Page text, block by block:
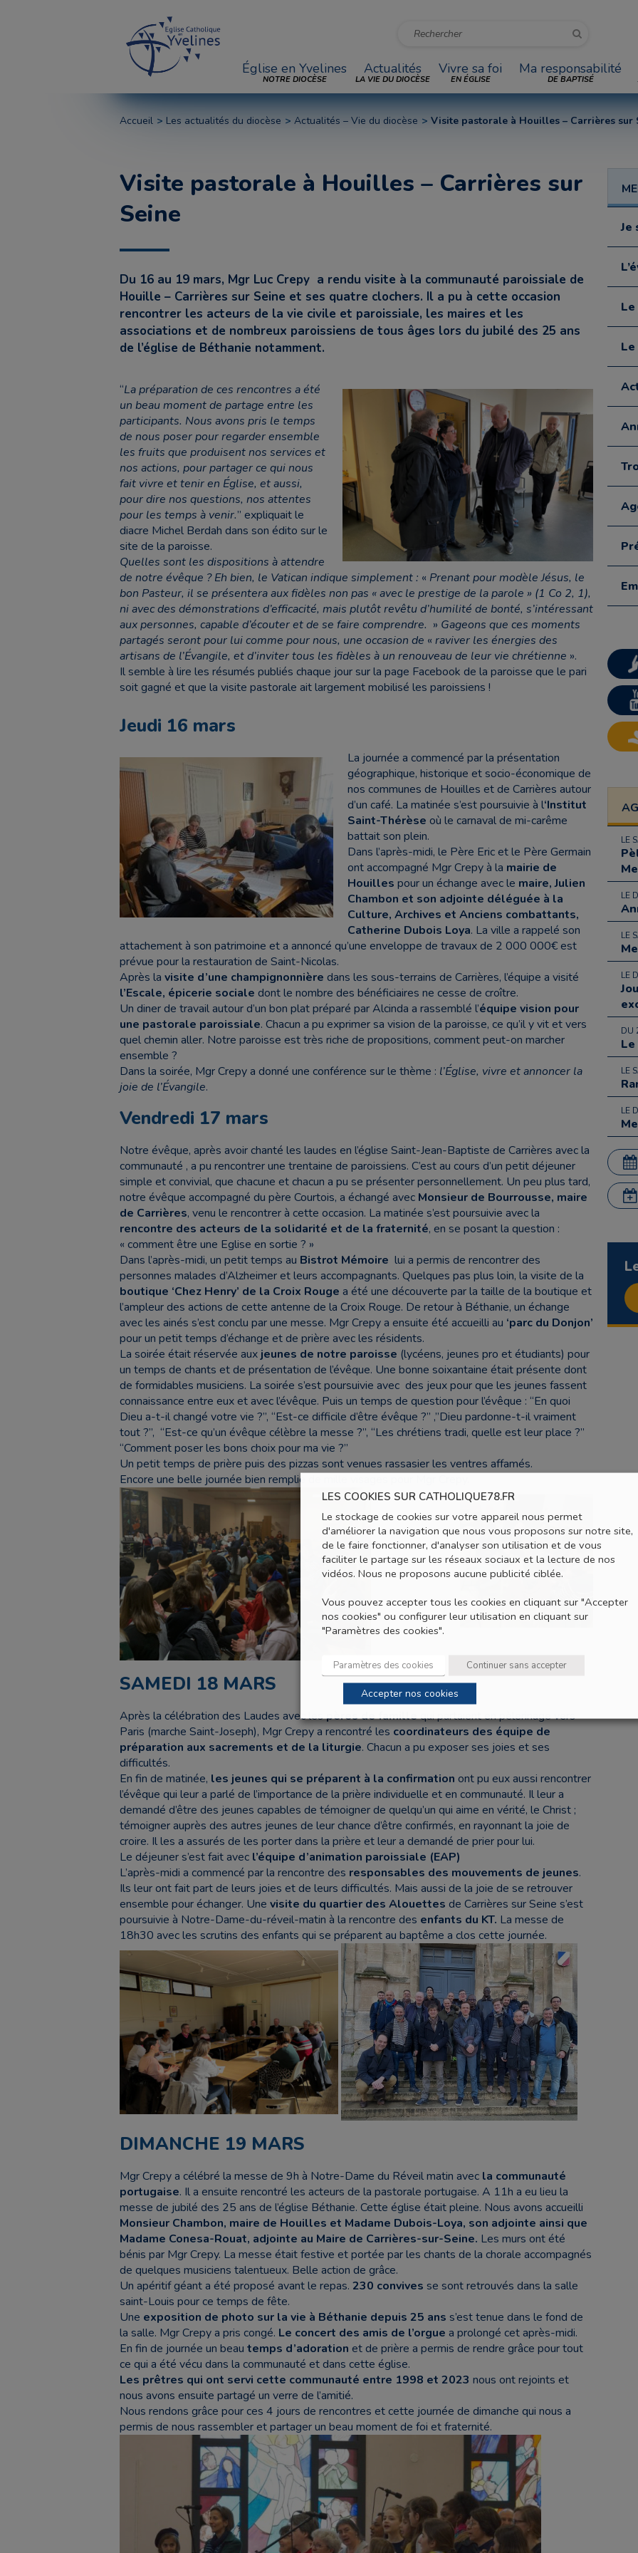
Église en Yvelines
NOTRE DIOCÈSE
Actualités
LA VIE DU DIOCÈSE
Vivre sa foi
EN ÉGLISE
Ma responsabilité
DE BAPTISÉ
Accueil Les actualités du diocèse Actualités – Vie du diocèse Visite pastorale à Houilles – Carrières sur
Visite pastorale à Houilles – Carrières sur
Seine
Du 16 au 19 mars, Mgr Luc Crepy a rendu visite à la communauté paroissiale de
Houille – Carrières sur Seine et ses quatre clochers. Il a pu à cette occasion
rencontrer les acteurs de la vie civile et paroissiale, les maires et les
associations et de nombreux paroissiens de tous âges lors du jubilé des 25 ans
de l’église de Béthanie notamment.
“La préparation de ces rencontres a été
un beau moment de partage entre les
participants. Nous avons pris le temps
de nous poser pour regarder ensemble
les fruits que produisent nos services et
nos actions, pour partager ce qui nous
fait vivre et tenir en Église, et aussi,
pour dire nos questions, nos attentes
pour les temps à venir.” expliquait le
diacre Michel Berdah dans son édito sur le
site de la paroisse.
Quelles sont les dispositions à attendre
de notre évêque ? Eh bien, le Vatican indique simplement : « Prenant pour modèle Jésus, le
bon Pasteur, il se présentera aux fidèles non pas « avec le prestige de la parole » (1 Co 2, 1),
ni avec des démonstrations d’efficacité, mais plutôt revêtu d’humilité de bonté, s’intéressant
aux personnes, capable d’écouter et de se faire comprendre. » Gageons que ces moments
partagés seront pour lui comme pour nous, une occasion de « raviver les énergies des
artisans de l’Évangile, et d’inviter tous les fidèles à un renouveau de leur vie chrétienne ».
Il semble à lire les résumés publiés chaque jour sur la page Facebook de la paroisse que le pari
soit gagné et que la visite pastorale ait largement mobilisé les paroissiens !
Jeudi 16 mars
La journée a commencé par la présentation
géographique, historique et socio-économique de
nos communes de Houilles et de Carrières autour
d’un café. La matinée s’est poursuivie à l‘Institut
Saint-Thérèse où le carnaval de mi-carême
battait son plein.
Dans l’après-midi, le Père Eric et le Père Germain
ont accompagné Mgr Crepy à la mairie de
Houilles pour un échange avec le maire, Julien
Chambon et son adjointe déléguée à la
Culture, Archives et Anciens combattants,
Catherine Dubois Loya. La ville a rappelé son
attachement à son patrimoine et a annoncé qu’une enveloppe de travaux de 2 000 000€ est
prévue pour la restauration de Saint-Nicolas.
Après la visite d’une champignonnière dans les sous-terrains de Carrières, l’équipe a visité
l’Escale, épicerie sociale dont le nombre des bénéficiaires ne cesse de croître.
Un diner de travail autour d’un bon plat préparé par Alcinda a rassemblé l’équipe vision pour
une pastorale paroissiale. Chacun a pu exprimer sa vision de la paroisse, ce qu’il y vit et vers
quel chemin aller. Notre paroisse est très riche de propositions, comment peut-on marcher
ensemble ?
Dans la soirée, Mgr Crepy a donné une conférence sur le thème : l’Église, vivre et annoncer la
joie de l’Évangile.
Vendredi 17 mars
Notre évêque, après avoir chanté les laudes en l’église Saint-Jean-Baptiste de Carrières avec la
communauté , a pu rencontrer une trentaine de paroissiens. C’est au cours d’un petit déjeuner
simple et convivial, que chacune et chacun a pu se présenter personnellement. Un peu plus tard,
notre évêque accompagné du père Courtois, a échangé avec Monsieur de Bourrousse, maire
de Carrières, venu le rencontrer à cette occasion. La matinée s’est poursuivie avec la
rencontre des acteurs de la solidarité et de la fraternité, en se posant la question :
« comment être une Eglise en sortie ? »
Dans l’après-midi, un petit temps au Bistrot Mémoire lui a permis de rencontrer des
personnes malades d’Alzheimer et leurs accompagnants. Quelques pas plus loin, la visite de la
boutique ‘Chez Henry’ de la Croix Rouge a été une découverte par la taille de la boutique et
l’ampleur des actions de cette antenne de la Croix Rouge. De retour à Béthanie, un échange
avec les ainés s’est conclu par une messe. Mgr Crepy a ensuite été accueilli au ‘parc du Donjon’
pour un petit temps d’échange et de prière avec les résidents.
La soirée était réservée aux jeunes de notre paroisse (lycéens, jeunes pro et étudiants) pour
un temps de chants et de présentation de l’évêque. Une bonne soixantaine était présente dont
de formidables musiciens. La soirée s’est poursuivie avec des jeux pour que les jeunes fassent
connaissance entre eux et avec l’évêque. Puis un temps de question pour l’évêque : “En quoi
Dieu a-t-il changé votre vie ?”, “Est-ce difficile d’être évêque ?” ,”Dieu pardonne-t-il vraiment
tout ?”, “Est-ce qu’un évêque célèbre la messe ?”, “Les chrétiens tradi, quelle est leur place ?”
“Comment poser les bons choix pour ma vie ?”
Un petit temps de prière puis des pizzas sont venues rassasier les ventres affamés.
Encore une belle journée bien remplie de mille visages pour Mgr Crepy.
SAMEDI 18 MARS
Après la célébration des Laudes avec lespères de famillequi partaient en pèlerinage vers
Paris (marche Saint-Joseph), Mgr Crepy a rencontré les coordinateurs des équipe de
préparation aux sacrements et de la liturgie. Chacun a pu exposer ses joies et ses
difficultés.
En fin de matinée, les jeunes qui se préparent à la confirmation ont pu eux aussi rencontrer
l’évêque qui leur a parlé de l’importance de la prière individuelle et en communauté. Il leur a
demandé d’être des jeunes capables de témoigner de quelqu’un qui aime en vérité, le Christ ;
témoigner auprès des autres jeunes de leur chance d’être confirmés, en rayonnant la joie de
croire. Il les a assurés de les porter dans la prière et leur a demandé de prier pour lui.
Le déjeuner s’est fait avec l’équipe d’animation paroissiale (EAP)
L’après-midi a commencé par la rencontre des responsables des mouvements de jeunes.
Ils leur ont fait part de leurs joies et de leurs difficultés. Mais aussi de la joie de se retrouver
ensemble pour échanger. Une visite du quartier des Alouettes de Carrières sur Seine s’est
poursuivie à Notre-Dame-du-réveil-matin à la rencontre des enfants du KT. La messe de
18h30 avec les scrutins des enfants qui se préparent au baptême a clos cette journée.
DIMANCHE 19 MARS
Mgr Crepy a célébré la messe de 9h à Notre-Dame du Réveil matin avec la communauté
portugaise. Il a ensuite rencontré les acteurs de la pastorale portugaise. A 11h a eu lieu la
messe de jubilé des 25 ans de l’église Béthanie. Cette église était pleine. Nous avons accueilli
Monsieur Chambon, maire de Houilles et Madame Dubois-Loya, son adjointe ainsi que
Madame Conesa-Rouat, adjointe au Maire de Carrières-sur-Seine. Les murs ont été
bénis par Mgr Crepy. La messe était festive et portée par les chants de la chorale accompagnés
de quelques musiciens talentueux. Belle action de grâce.
Un apéritif géant a été proposé avant le repas. 230 convives se sont retrouvés dans la salle
saint-Louis pour ce temps de fête.
Une exposition de photo sur la vie à Béthanie depuis 25 ans s’est tenue dans le fond de
la salle. Mgr Crepy a pris congé. Le concert des amis de l’orgue a prolongé cet après-midi.
En fin de journée un beau temps d’adoration et de prière a permis de rendre grâce pour tout
ce qui a été vécu dans la communauté et dans cette église.
Les prêtres qui ont servi cette communauté entre 1998 et 2023 nous ont rejoints et
nous avons ensuite partagé un verre de l’amitié.
Nous rendons grâce pour ces 4 jours de rencontres et cette journée de dimanche qui nous a
permis de nous rassembler et partager un beau moment de foi et fraternité.
Je
Le
LE
LE
LE
LE
DU
Le
LE
LE
LES COOKIES SUR CATHOLIQUE78.FR
Le stockage de cookies sur votre appareil nous permet
d'améliorer la navigation que nous vous proposons sur notre site,
de le faire fonctionner, d'analyser son utilisation et de vous
faciliter le partage sur les réseaux sociaux et la lecture de nos
vidéos. Nous ne proposons aucune publicité ciblée.
Vous pouvez accepter tous les cookies en cliquant sur "Accepter
nos cookies" ou configurer leur utilisation en cliquant sur
"Paramètres des cookies".
Paramètres des cookies Continuer sans accepter
Accepter nos cookies